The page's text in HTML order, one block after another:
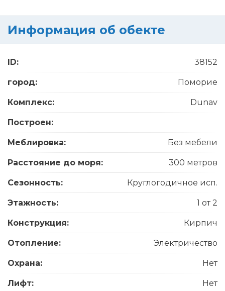
Информация об обекте
ID: 38152
город: Поморие
Комплекс: Dunav
Построен:
Меблировка: Без мебели
Расстояние до моря: 300 метров
Сезонность: Круглогодичное исп.
Этажность: 1 от 2
Конструкция: Кирпич
Отопление: Электричество
Охрана: Нет
Лифт: Нет